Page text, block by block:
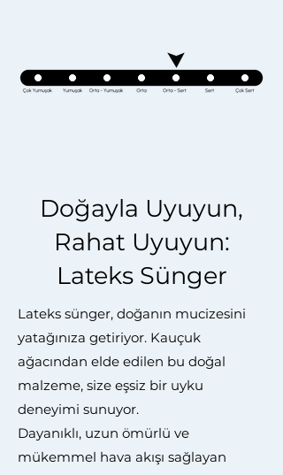
Doğayla Uyuyun,
Rahat Uyuyun:
Lateks Sünger
Lateks sünger, doğanın mucizesini
yatağınıza getiriyor. Kauçuk
ağacından elde edilen bu doğal
malzeme, size eşsiz bir uyku
deneyimi sunuyor.
Dayanıklı, uzun ömürlü ve
mükemmel hava akışı sağlayan